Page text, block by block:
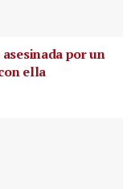
por un
ella